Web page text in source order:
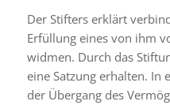
Der Stifters erklärt
Erfüllung eines von ihm
widmen. Durch das
eine Satzung erhalten. In
der Übergang des